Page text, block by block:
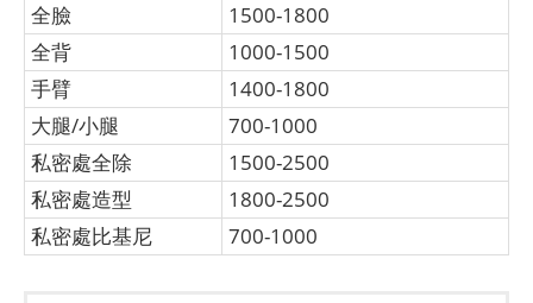
全臉
1500-1800
全背
1000-1500
手臂
1400-1800
大腿/小腿
700-1000
私密處全除
1500-2500
私密處造型
1800-2500
私密處比基尼
700-1000